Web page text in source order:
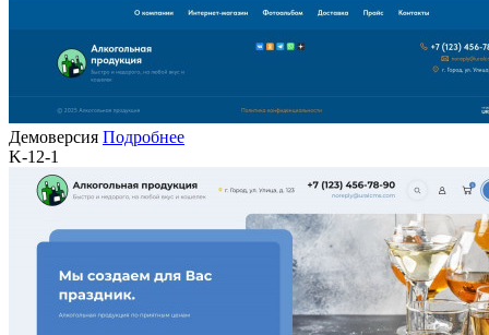
Демоверсия Подробнее
K-12-1